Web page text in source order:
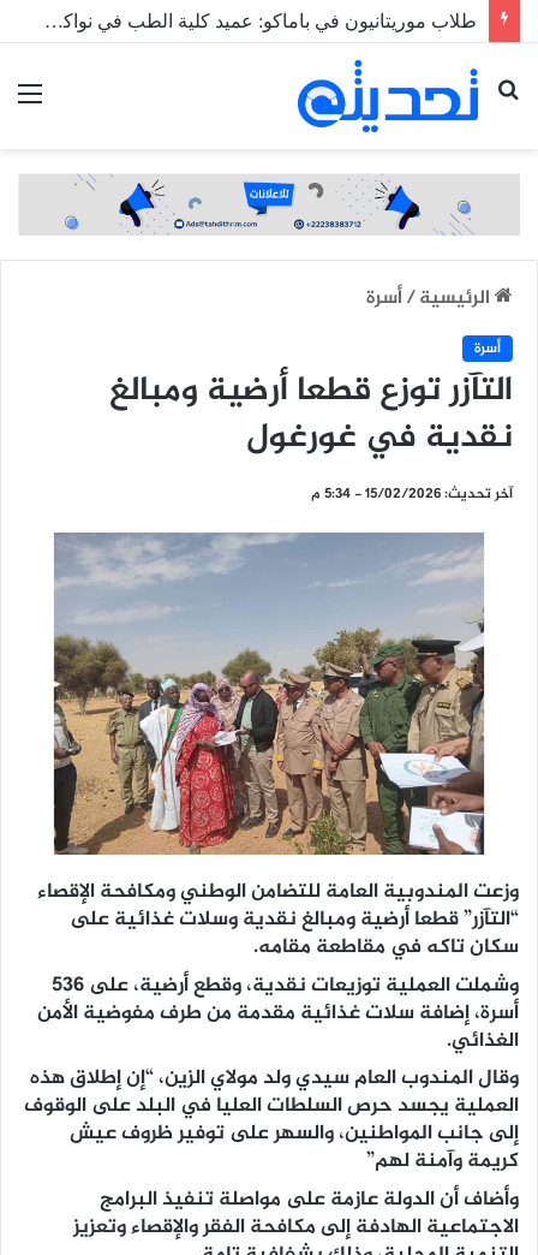
طلاب موريتانيون في باماكو: عميد كلية الطب في نواكشوط رفض دمجنا بحجة أن “لا حرب في مالي”
بحث
عن
الرئيسية/أسرة
أسرة
التآزر توزع قطعا أرضية ومبالغ
نقدية في غورغول
آخر تحديث: 15/02/2026 - 5:34 م
وزعت المندوبية العامة للتضامن الوطني ومكافحة الإقصاء
“التآزر” قطعا أرضية ومبالغ نقدية وسلات غذائية على
سكان تاكه في مقاطعة مقامه.
وشملت العملية توزيعات نقدية، وقطع أرضية، على 536
أسرة، إضافة سلات غذائية مقدمة من طرف مفوضية الأمن
الغذائي.
وقال المندوب العام سيدي ولد مولاي الزين، “إن إطلاق هذه
العملية يجسد حرص السلطات العليا في البلد على الوقوف
إلى جانب المواطنين، والسهر على توفير ظروف عيش
كريمة وآمنة لهم”
وأضاف أن الدولة عازمة على مواصلة تنفيذ البرامج
الاجتماعية الهادفة إلى مكافحة الفقر والإقصاء وتعزيز